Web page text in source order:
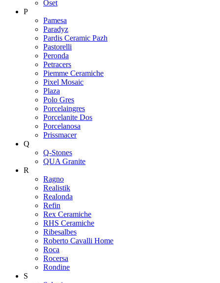
Oset
P
Pamesa
Paradyz
Pardis Ceramic Pazh
Pastorelli
Peronda
Petracers
Piemme Ceramiche
Pixel Mosaic
Plaza
Polo Gres
Porcelaingres
Porcelanite Dos
Porcelanosa
Prissmacer
Q
Q-Stones
QUA Granite
R
Ragno
Realistik
Realonda
Refin
Rex Ceramiche
RHS Ceramiche
Ribesalbes
Roberto Cavalli Home
Roca
Rocersa
Rondine
S